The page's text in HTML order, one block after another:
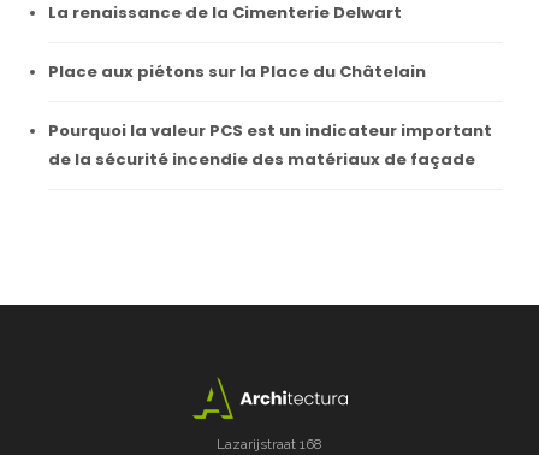
La renaissance de la Cimenterie Delwart
Place aux piétons sur la Place du Châtelain
Pourquoi la valeur PCS est un indicateur important
de la sécurité incendie des matériaux de façade
Lazarijstraat 168